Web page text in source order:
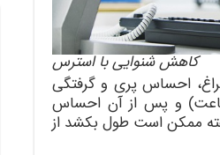
کاهش شنوایی با استرس
احساس پری و گرفتگی
و وزوزگوش برای چند ساعت (‌کمتر از ۲۴ ساعت‌) و پس از آن احساس
ممکن است طول بکشد از